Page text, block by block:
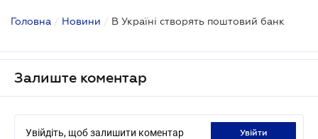
Головна / Новини / В Україні створять поштовий банк
Залиште коментар
Увійдіть, щоб залишити коментар увійти